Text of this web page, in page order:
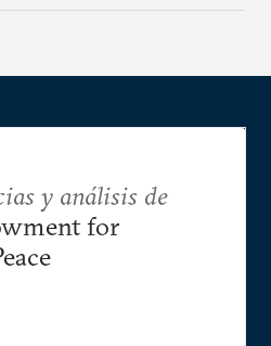
y análisis de
for